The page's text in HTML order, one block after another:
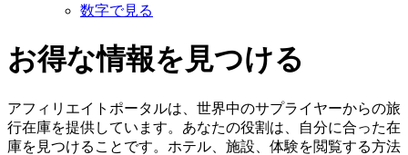
数字で見る
お得な情報を見つける
アフィリエイトポータルは、世界中のサプライヤーからの旅
行在庫を提供しています。あなたの役割は、自分に合った在
庫を見つけることです。ホテル、施設、体験を閲覧する方法